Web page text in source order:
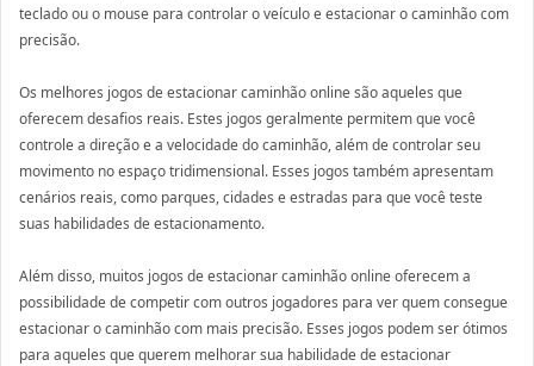
teclado ou o mouse para controlar o veículo e estacionar o caminhão com
precisão.
Os melhores jogos de estacionar caminhão online são aqueles que
oferecem desafios reais. Estes jogos geralmente permitem que você
controle a direção e a velocidade do caminhão, além de controlar seu
movimento no espaço tridimensional. Esses jogos também apresentam
cenários reais, como parques, cidades e estradas para que você teste
suas habilidades de estacionamento.
Além disso, muitos jogos de estacionar caminhão online oferecem a
possibilidade de competir com outros jogadores para ver quem consegue
estacionar o caminhão com mais precisão. Esses jogos podem ser ótimos
para aqueles que querem melhorar sua habilidade de estacionar